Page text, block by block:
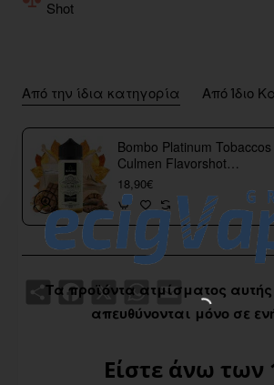
Τα προϊόντα ατμίσματος
απευθύνονται μόνο σε
Είστε άνω των
Shot
Από την ίδια κατηγορία Από Ίδιο
Bombo Platinum Tobaccos
Culmen Flavorshot
40/120ml
18,90€
ShareFacebook
X WhatsApp
Email